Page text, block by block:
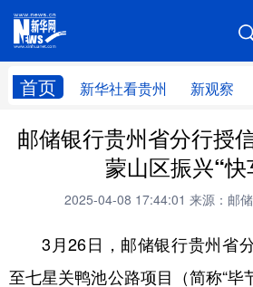
首页 新华社看贵州 新观察
网站地图
新华社看贵州 新观察 新
贵州领导
畅游贵州 数字贵州 律
邮储银行贵州省分行授
蒙山区振兴“快
2025-04-08 17:44:01 来源：邮
3月26日，邮储银行贵州省
至七星关鸭池公路项目（简称“毕